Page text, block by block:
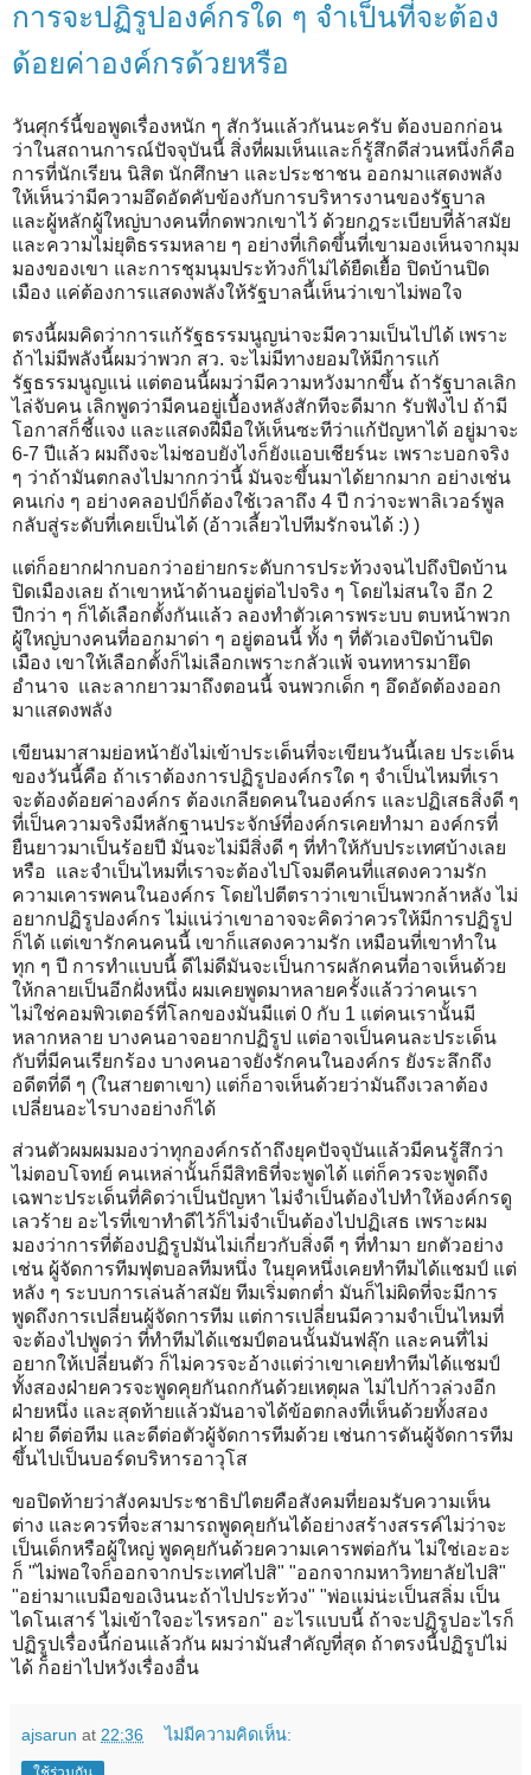
การจะปฏิรูปองค์กรใด ๆ จำเป็นที่จะต้อง
ด้อยค่าองค์กรด้วยหรือ
วันศุกร์นี้ขอพูดเรื่องหนัก ๆ สักวันแล้วกันนะครับ ต้องบอกก่อน
ว่าในสถานการณ์ปัจจุบันนี้ สิ่งที่ผมเห็นและก็รู้สึกดีส่วนหนึ่งก็คือ
การที่นักเรียน นิสิต นักศึกษา และประชาชน ออกมาแสดงพลัง
ให้เห็นว่ามีความอึดอัดคับข้องกับการบริหารงานของรัฐบาล
และผู้หลักผู้ใหญ่บางคนที่กดพวกเขาไว้ ด้วยกฎระเบียบที่ล้าสมัย
และความไม่ยุติธรรมหลาย ๆ อย่างที่เกิดขึ้นที่เขามองเห็นจากมุม
มองของเขา และการชุมนุมประท้วงก็ไม่ได้ยืดเยื้อ ปิดบ้านปิด
เมือง แค่ต้องการแสดงพลังให้รัฐบาลนี้เห็นว่าเขาไม่พอใจ
ตรงนี้ผมคิดว่าการแก้รัฐธรรมนูญน่าจะมีความเป็นไปได้ เพราะ
ถ้าไม่มีพลังนี้ผมว่าพวก สว. จะไม่มีทางยอมให้มีการแก้
รัฐธรรมนูญแน่ แต่ตอนนี้ผมว่ามีความหวังมากขึ้น ถ้ารัฐบาลเลิก
ไล่จับคน เลิกพูดว่ามีคนอยู่เบื้องหลังสักทีจะดีมาก รับฟังไป ถ้ามี
โอกาสก็ชี้แจง และแสดงฝีมือให้เห็นซะทีว่าแก้ปัญหาได้ อยู่มาจะ
6-7 ปีแล้ว ผมถึงจะไม่ชอบยังไงก็ยังแอบเชียร์นะ เพราะบอกจริง
ๆ ว่าถ้ามันตกลงไปมากกว่านี้ มันจะขึ้นมาได้ยากมาก อย่างเช่น
คนเก่ง ๆ อย่างคลอปป์ก็ต้องใช้เวลาถึง 4 ปี กว่าจะพาลิเวอร์พูล
กลับสู่ระดับที่เคยเป็นได้ (อ้าวเลี้ยวไปทีมรักจนได้ :) )
แต่ก็อยากฝากบอกว่าอย่ายกระดับการประท้วงจนไปถึงปิดบ้าน
ปิดเมืองเลย ถ้าเขาหน้าด้านอยู่ต่อไปจริง ๆ โดยไม่สนใจ อีก 2
ปีกว่า ๆ ก็ได้เลือกตั้งกันแล้ว ลองทำตัวเคารพระบบ ตบหน้าพวก
ผู้ใหญ่บางคนที่ออกมาด่า ๆ อยู่ตอนนี้ ทั้ง ๆ ที่ตัวเองปิดบ้านปิด
เมือง เขาให้เลือกตั้งก็ไม่เลือกเพราะกลัวแพ้ จนทหารมายึด
อำนาจ และลากยาวมาถึงตอนนี้ จนพวกเด็ก ๆ อึดอัดต้องออก
มาแสดงพลัง
เขียนมาสามย่อหน้ายังไม่เข้าประเด็นที่จะเขียนวันนี้เลย ประเด็น
ของวันนี้คือ ถ้าเราต้องการปฏิรูปองค์กรใด ๆ จำเป็นไหมที่เรา
จะต้องด้อยค่าองค์กร ต้องเกลียดคนในองค์กร และปฏิเสธสิ่งดี ๆ
ที่เป็นความจริงมีหลักฐานประจักษ์ที่องค์กรเคยทำมา องค์กรที่
ยืนยาวมาเป็นร้อยปี มันจะไม่มีสิ่งดี ๆ ที่ทำให้กับประเทศบ้างเลย
หรือ และจำเป็นไหมที่เราจะต้องไปโจมตีคนที่แสดงความรัก
ความเคารพคนในองค์กร โดยไปตีตราว่าเขาเป็นพวกล้าหลัง ไม่
อยากปฏิรูปองค์กร ไม่แน่ว่าเขาอาจจะคิดว่าควรให้มีการปฏิรูป
ก็ได้ แต่เขารักคนคนนี้ เขาก็แสดงความรัก เหมือนที่เขาทำใน
ทุก ๆ ปี การทำแบบนี้ ดีไม่ดีมันจะเป็นการผลักคนที่อาจเห็นด้วย
ให้กลายเป็นอีกฝั่งหนึ่ง ผมเคยพูดมาหลายครั้งแล้วว่าคนเรา
ไม่ใช่คอมพิวเตอร์ที่โลกของมันมีแต่ 0 กับ 1 แต่คนเรานั้นมี
หลากหลาย บางคนอาจอยากปฏิรูป แต่อาจเป็นคนละประเด็น
กับที่มีคนเรียกร้อง บางคนอาจยังรักคนในองค์กร ยังระลึกถึง
อดีตที่ดี ๆ (ในสายตาเขา) แต่ก็อาจเห็นด้วยว่ามันถึงเวลาต้อง
เปลี่ยนอะไรบางอย่างก็ได้
ส่วนตัวผมผมมองว่าทุกองค์กรถ้าถึงยุคปัจจุบันแล้วมีคนรู้สึกว่า
ไม่ตอบโจทย์ คนเหล่านั้นก็มีสิทธิที่จะพูดได้ แต่ก็ควรจะพูดถึง
เฉพาะประเด็นที่คิดว่าเป็นปัญหา ไม่จำเป็นต้องไปทำให้องค์กรดู
เลวร้าย อะไรที่เขาทำดีไว้ก็ไม่จำเป็นต้องไปปฏิเสธ เพราะผม
มองว่าการที่ต้องปฏิรูปมันไม่เกี่ยวกับสิ่งดี ๆ ที่ทำมา ยกตัวอย่าง
เช่น ผู้จัดการทีมฟุตบอลทีมหนึ่ง ในยุคหนึ่งเคยทำทีมได้แชมป์ แต่
หลัง ๆ ระบบการเล่นล้าสมัย ทีมเริ่มตกต่ำ มันก็ไม่ผิดที่จะมีการ
พูดถึงการเปลี่ยนผู้จัดการทีม แต่การเปลี่ยนมีความจำเป็นไหมที่
จะต้องไปพูดว่า ที่ทำทีมได้แชมป์ตอนนั้นมันฟลุ๊ก และคนที่ไม่
อยากให้เปลี่ยนตัว ก็ไม่ควรจะอ้างแต่ว่าเขาเคยทำทีมได้แชมป์
ทั้งสองฝ่ายควรจะพูดคุยกันถกกันด้วยเหตุผล ไม่ไปก้าวล่วงอีก
ฝ่ายหนึ่ง และสุดท้ายแล้วมันอาจได้ข้อตกลงที่เห็นด้วยทั้งสอง
ฝ่าย ดีต่อทีม และดีต่อตัวผู้จัดการทีมด้วย เช่นการดันผู้จัดการทีม
ขึ้นไปเป็นบอร์ดบริหารอาวุโส
ขอปิดท้ายว่าสังคมประชาธิปไตยคือสังคมที่ยอมรับความเห็น
ต่าง และควรที่จะสามารถพูดคุยกันได้อย่างสร้างสรรค์ไม่ว่าจะ
เป็นเด็กหรือผู้ใหญ่ พูดคุยกันด้วยความเคารพต่อกัน ไม่ใช่เอะอะ
ก็ "ไม่พอใจก็ออกจากประเทศไปสิ" "ออกจากมหาวิทยาลัยไปสิ"
"อย่ามาแบมือขอเงินนะถ้าไปประท้วง" "พ่อแม่น่ะเป็นสลิ่ม เป็น
ไดโนเสาร์ ไม่เข้าใจอะไรหรอก" อะไรแบบนี้ ถ้าจะปฏิรูปอะไรก็
ปฏิรูปเรื่องนี้ก่อนแล้วกัน ผมว่ามันสำคัญที่สุด ถ้าตรงนี้ปฏิรูปไม่
ได้ ก็อย่าไปหวังเรื่องอื่น
ajsarun at 22:36 ไม่มีความคิดเห็น: